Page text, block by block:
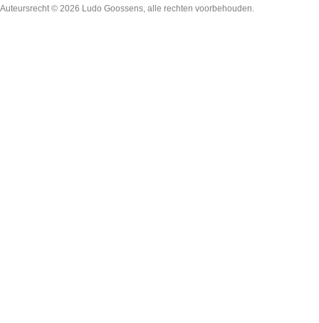
Auteursrecht © 2026 Ludo Goossens, alle rechten voorbehouden.